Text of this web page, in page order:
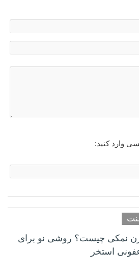
وارد کنید:
نمکی چیست؟ روشی نو برای
استخر